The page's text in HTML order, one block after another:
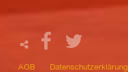
AGB Datenschutzerklärung